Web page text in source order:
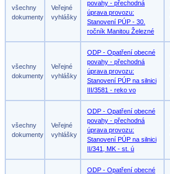
všechny
dokumenty
Veřejné
vyhlášky
povahy - přechodná
úprava provozu:
Stanovení PÚP - 30.
ročník Manitou Železné
všechny
dokumenty
Veřejné
vyhlášky
ODP - Opatření obecné
povahy - přechodná
úprava provozu:
Stanovení PÚP na silnici
III/3581 - reko vo
všechny
dokumenty
Veřejné
vyhlášky
ODP - Opatření obecné
povahy - přechodná
úprava provozu:
Stanovení PÚP na silnici
II/341, MK - st. ú
ODP - Opatření obecné